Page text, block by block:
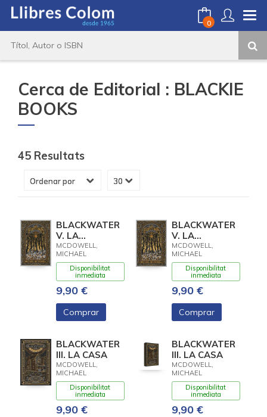
0
Cerca de Editorial : BLACKIE
BOOKS
45 Resultats
BLACKWATER
V. LA
FORTUNA.
CATALÀ
MCDOWELL,
MICHAEL
Disponibilitat
inmediata
9,90 €
Comprar
BLACKWATER
V. LA
FORTUNA
MCDOWELL,
MICHAEL
Disponibilitat
inmediata
9,90 €
Comprar
BLACKWATER
III. LA CASA
MCDOWELL,
MICHAEL
Disponibilitat
inmediata
9,90 €
BLACKWATER
III. LA CASA
MCDOWELL,
MICHAEL
Disponibilitat
inmediata
9,90 €